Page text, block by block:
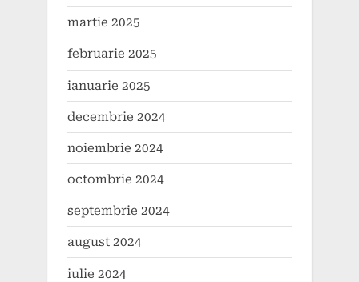
martie 2025
februarie 2025
ianuarie 2025
decembrie 2024
noiembrie 2024
octombrie 2024
septembrie 2024
august 2024
iulie 2024